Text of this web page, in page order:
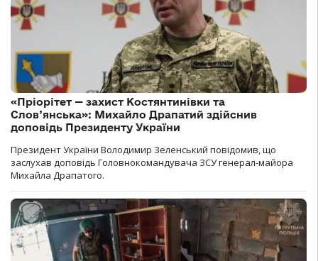
«Пріорітет — захист Костянтинівки та
Слов’янська»: Михайло Драпатий здійснив
доповідь Президенту України
Президент України Володимир Зеленський повідомив, що
заслухав доповідь Головнокомандувача ЗСУ генерал-майора
Михайла Драпатого.